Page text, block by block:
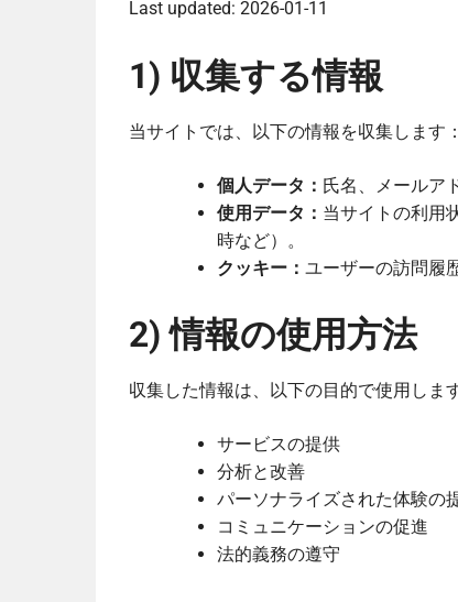
Last updated: 2026-01-11
1) 収集する情報
当サイトでは、以下の情報を収集します：
個人データ： 氏名、メールア
使用データ： 当サイトの利用
時など）。
クッキー： ユーザーの訪問履
2) 情報の使用方法
収集した情報は、以下の目的で使用しま
サービスの提供
分析と改善
パーソナライズされた体験の
コミュニケーションの促進
法的義務の遵守